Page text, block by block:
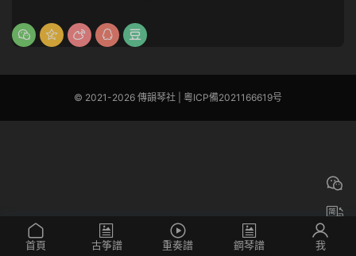
© 2021-2026 傳韻琴社 | 粵ICP備2021166619号
首頁 古筝譜 重奏譜 鋼琴譜 我